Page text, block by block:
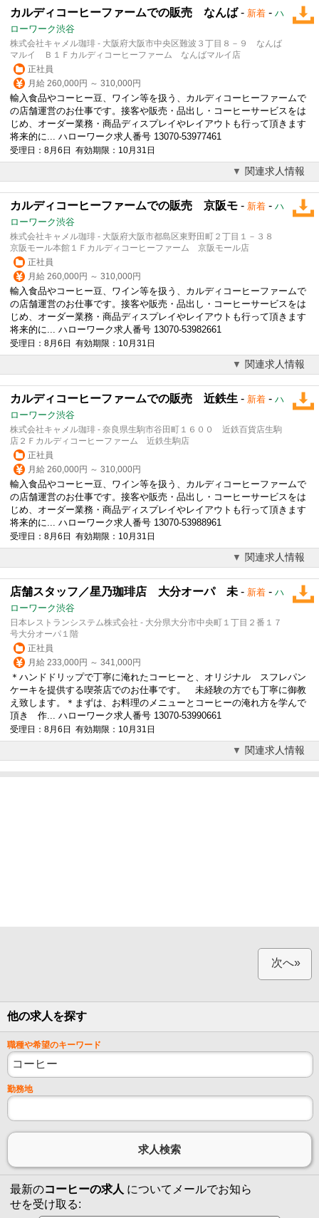
カルディコーヒーファームでの販売 なんば- 新着 - ハ
ローワーク渋谷
株式会社キャメル珈琲 - 大阪府大阪市中央区難波３丁目８－９ なんば
マルイ Ｂ１Ｆカルディコーヒーファーム なんばマルイ店
正社員
月給 260,000円 ～ 310,000円
輸入食品やコーヒー豆、ワイン等を扱う、カルディ コーヒーファームで
の店舗運営のお仕事です。接客や販売・品出し・ コーヒーサービスをは
じめ、オーダー業務・商品ディスプレイやレイアウトも行って頂きます
将来的に... ハローワーク求人番号 13070-53977461
受理日：8月6日 有効期限：10月31日
関連求人情報
カルディコーヒーファームでの販売 京阪モ - 新着 - ハ
ローワーク渋谷
株式会社キャメル珈琲 - 大阪府大阪市都島区東野田町２丁目１－３８
京阪モール本館１Ｆカルディコーヒーファーム 京阪モール店
正社員
月給 260,000円 ～ 310,000円
輸入食品やコーヒー豆、ワイン等を扱う、カルディ コーヒーファームで
の店舗運営のお仕事です。接客や販売・品出し・ コーヒーサービスをは
じめ、オーダー業務・商品ディスプレイやレイアウトも行って頂きます
将来的に... ハローワーク求人番号 13070-53982661
受理日：8月6日 有効期限：10月31日
関連求人情報
カルディコーヒーファームでの販売 近鉄生 - 新着 - ハ
ローワーク渋谷
株式会社キャメル珈琲 - 奈良県生駒市谷田町１６００ 近鉄百貨店生駒
店２Ｆカルディコーヒーファーム 近鉄生駒店
正社員
月給 260,000円 ～ 310,000円
輸入食品やコーヒー豆、ワイン等を扱う、カルディ コーヒーファームで
の店舗運営のお仕事です。接客や販売・品出し・ コーヒーサービスをは
じめ、オーダー業務・商品ディスプレイやレイアウトも行って頂きます
将来的に... ハローワーク求人番号 13070-53988961
受理日：8月6日 有効期限：10月31日
関連求人情報
店舗スタッフ／星乃珈琲店 大分オーパ 未 - 新着 - ハ
ローワーク渋谷
日本レストランシステム株式会社 - 大分県大分市中央町１丁目２番１７
号大分オーパ１階
正社員
月給 233,000円 ～ 341,000円
＊ハンドドリップで丁寧に淹れた コーヒー と、オリジナル スフレパン
ケーキを提供する喫茶店でのお仕事です。 未経験の方でも丁寧に御教
え致します。＊まずは、お料理のメニューと コーヒーの淹れ方を学んで
頂き 作... ハローワーク求人番号 13070-53990661
受理日：8月6日 有効期限：10月31日
関連求人情報
次へ»
他の求人を探す
職種や希望のキーワード
勤務地
最新のコーヒーの求人 についてメールでお知ら
せを受け取る: